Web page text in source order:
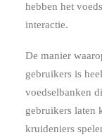
hebben het
interactie.
De manier
gebruikers is
voedselbanken
gebruikers laten
kruideniers